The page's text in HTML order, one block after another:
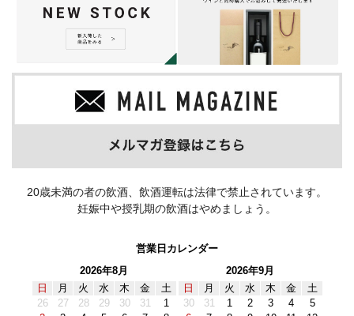
20歳未満の者の飲酒、飲酒運転は法律で禁止されています。
妊娠中や授乳期の飲酒はやめましょう。
営業日カレンダー
2026年8月
日
月 火 水 木 金
土
26
27 28 29 30 31
1
2026年9月
日
月 火 水 木 金
土
30
31 1 2 3 4
5